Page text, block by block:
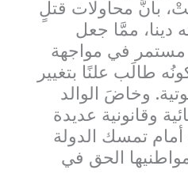
بأنَّ محاولات قتلٍ
دينا، ممَّا جعل
في مواجهة
طالَب علنًا بتغيير
وخاضَ الوالد
وقانونية عديدة
تمسك الدولة
الحق في